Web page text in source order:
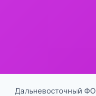
Дальневосточный ФО